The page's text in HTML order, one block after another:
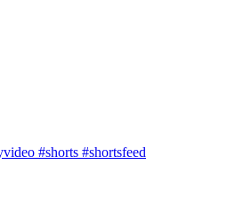
#shorts #shortsfeed